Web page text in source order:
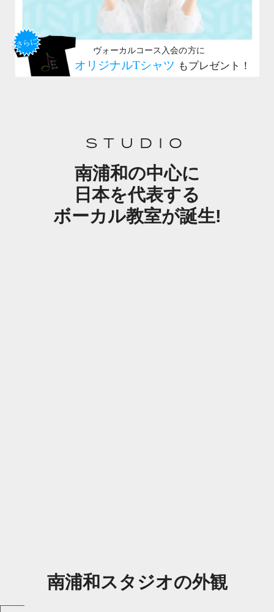
STUDIO
南浦和の中心に
日本を代表する
ボーカル教室が誕生!
南浦和スタジオの外観